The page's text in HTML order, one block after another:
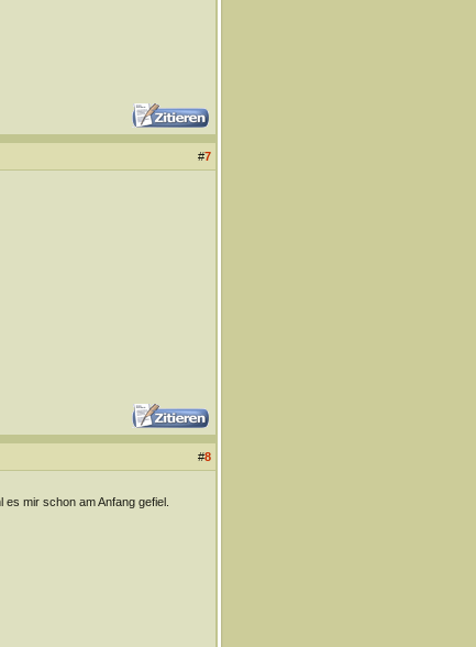
#7
#8
mir schon am Anfang gefiel.